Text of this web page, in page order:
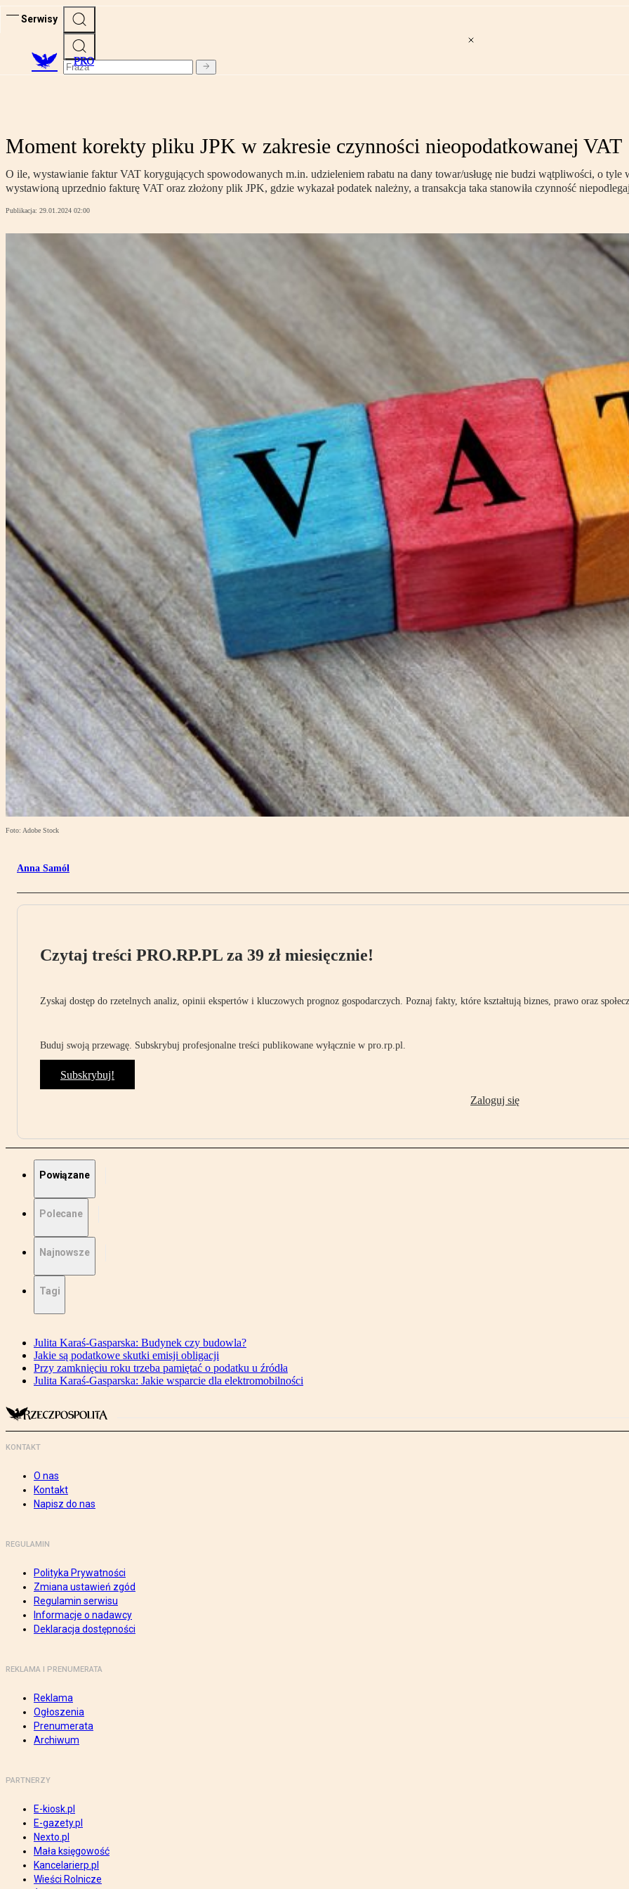
Serwisy
PRO
Moment korekty pliku JPK w zakresie czynności nieopodatkowanej VAT
O ile, wystawianie faktur VAT korygujących spowodowanych m.in. udzieleniem rabatu na dany towar/usługę nie budzi wątpliwości, o
wystawioną uprzednio fakturę VAT oraz złożony plik JPK, gdzie wykazał podatek należny, a transakcja taka stanowiła czynność
Publikacja: 29.01.2024 02:00
Foto: Adobe Stock
Anna Samól
Czytaj treści PRO.RP.PL za 39 zł miesięcznie!
Zyskaj dostęp do rzetelnych analiz, opinii ekspertów i kluczowych prognoz gospodarczych. Poznaj fakty, które kształtują biznes, prawo oraz
Buduj swoją przewagę. Subskrybuj profesjonalne treści publikowane wyłącznie w pro.rp.pl.
Subskrybuj!
Zaloguj się
Powiązane
Polecane
Najnowsze
Tagi
Julita Karaś-Gasparska: Budynek czy budowla?
Jakie są podatkowe skutki emisji obligacji
Przy zamknięciu roku trzeba pamiętać o podatku u źródła
Julita Karaś-Gasparska: Jakie wsparcie dla elektromobilności
KONTAKT
O nas
Kontakt
Napisz do nas
REGULAMIN
Polityka Prywatności
Zmiana ustawień zgód
Regulamin serwisu
Informacje o nadawcy
Deklaracja dostępności
REKLAMA I PRENUMERATA
Reklama
Ogłoszenia
Prenumerata
Archiwum
PARTNERZY
E-kiosk.pl
E-gazety.pl
Nexto.pl
Mała księgowość
Kancelarierp.pl
Wieści Rolnicze